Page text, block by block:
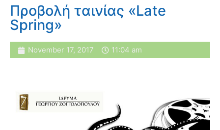
Προβολή ταινίας «Late
Spring»
November 17, 2017 11:04 am